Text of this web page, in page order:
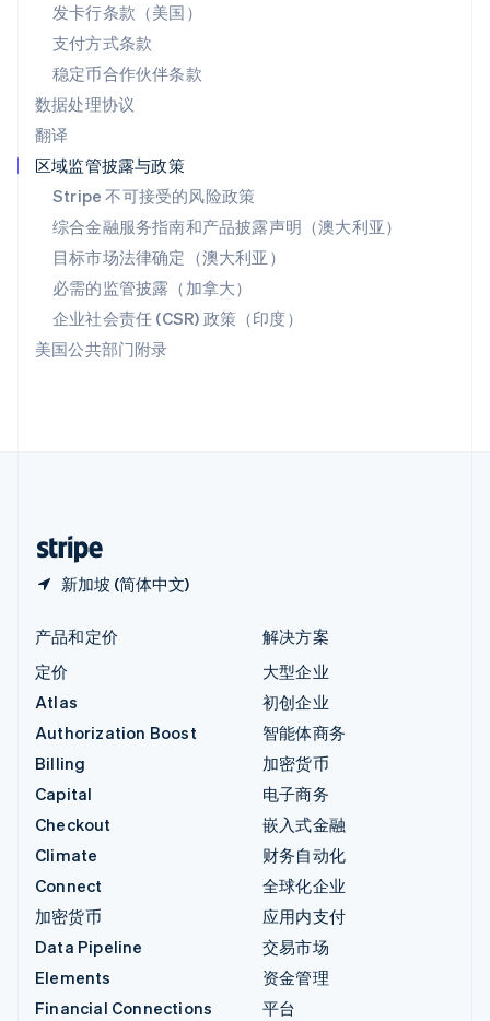
发卡行条款（美国）
支付方式条款
稳定币合作伙伴条款
数据处理协议
翻译
区域监管披露与政策
Stripe 不可接受的风险政策
综合金融服务指南和产品披露声明（澳大利亚）
目标市场法律确定（澳大利亚）
必需的监管披露（加拿大）
企业社会责任 (CSR) 政策（印度）
美国公共部门附录
新加坡 (简体中文)
泰国
ไทยEnglish
希腊
English
西班牙
新加坡
新西兰
English
匈牙利
English
意大利
ItalianoEnglish
English
产品和定价
定价
Atlas
Authorization Boost
Billing
Capital
Checkout
Climate
Connect
加密货币
Data Pipeline
Elements
Financial Connections
解决方案
大型企业
初创企业
智能体商务
加密货币
电子商务
嵌入式金融
财务自动化
全球化企业
应用内支付
交易市场
资金管理
平台